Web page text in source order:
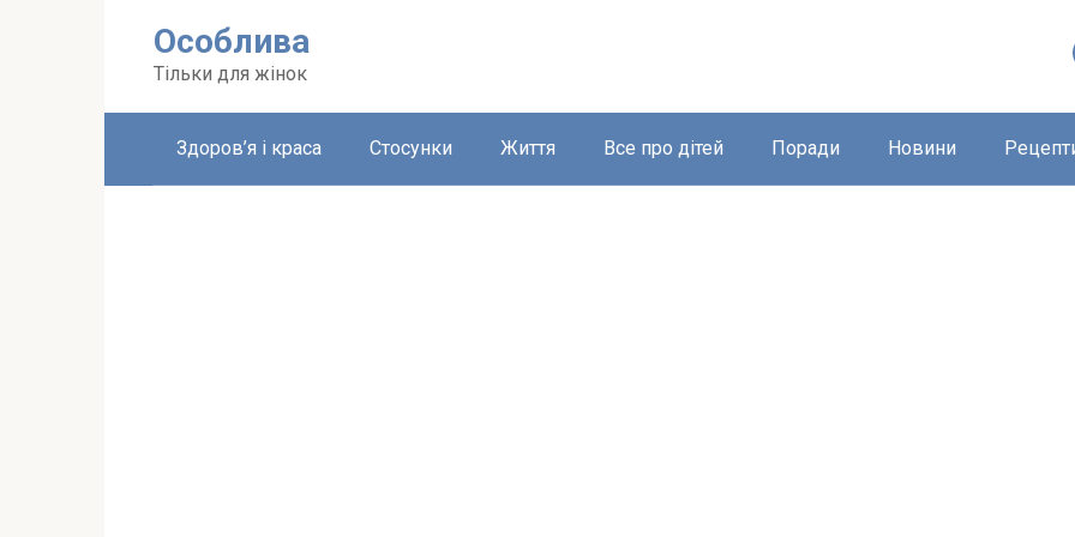
Особлива
Тільки для жінок
Здоров’я і краса Стосунки Життя Все про дітей Поради Новини